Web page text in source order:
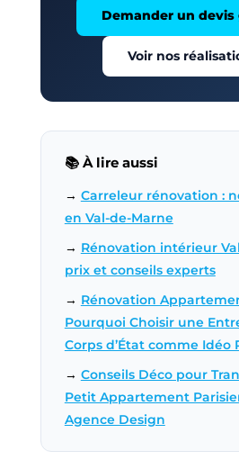
Demander un
Voir nos
📚 À lire aussi
→ Carreleur rénovation :
en Val-de-Marne
→ Rénovation intérieur
prix et conseils experts
→ Rénovation
Pourquoi Choisir une
Corps d’État comme Idéo
→ Conseils Déco pour
Petit Appartement
Agence Design